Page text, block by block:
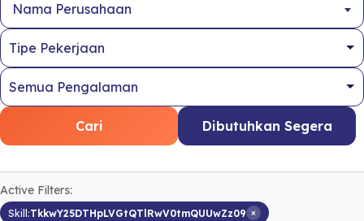
Nama Perusahaan
Cari Dibutuhkan Segera
Active Filters:
Skill:TkkwY25DTHpLVGtQTlRwV0tmQUUwZz09 ×